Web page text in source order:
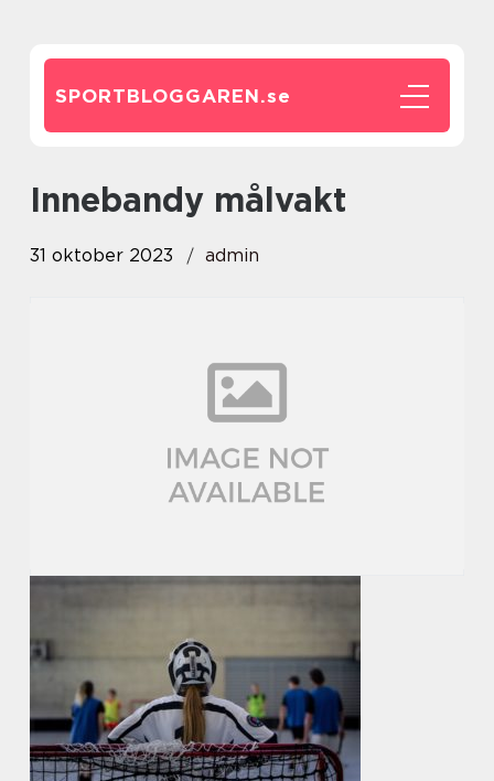
SPORTBLOGGAREN.se
innebandy målvakt
31 oktober 2023 admin